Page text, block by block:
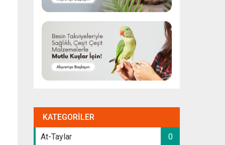
KATEGORILER
At-Taylar
0